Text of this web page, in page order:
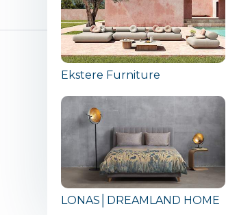
Ekstere Furniture
LONAS│DREAMLAND HOME